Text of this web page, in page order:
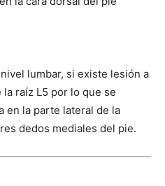
lumbar, si existe lesión a
raíz L5 por lo que se
en la parte lateral de la
dedos mediales del pie.